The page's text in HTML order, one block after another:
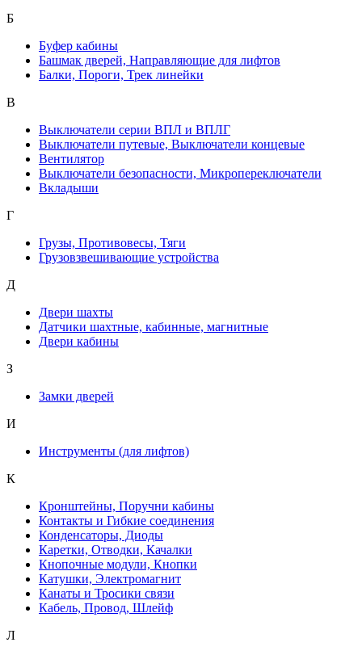
Б
Буфер кабины
Башмак дверей, Направляющие для лифтов
Балки, Пороги, Трек линейки
В
Выключатели серии ВПЛ и ВПЛГ
Выключатели путевые, Выключатели концевые
Вентилятор
Выключатели безопасности, Микропереключатели
Вкладыши
Г
Грузы, Противовесы, Тяги
Грузовзвешивающие устройства
Д
Двери шахты
Датчики шахтные, кабинные, магнитные
Двери кабины
З
Замки дверей
И
Инструменты (для лифтов)
К
Кронштейны, Поручни кабины
Контакты и Гибкие соединения
Конденсаторы, Диоды
Каретки, Отводки, Качалки
Кнопочные модули, Кнопки
Катушки, Электромагнит
Канаты и Тросики связи
Кабель, Провод, Шлейф
Л